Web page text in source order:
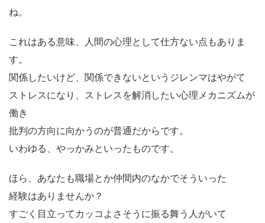
ね。
これはある意味、人間の心理として仕方ない点もありま
す。
関係したいけど、関係できないというジレンマはやがて
ストレスになり、ストレスを解消したい心理メカニズムが
働き
批判の方向に向かうのが普通だからです。
いわゆる、やっかみといったものです。
ほら、あなたも職場とか仲間内のなかでそういった
経験はありませんか？
すごく目立ってカッコよさそうに振る舞う人がいて